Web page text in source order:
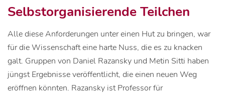
Selbstorganisierende Teilchen
Alle diese Anforderungen unter einen Hut zu bringen, war
für die Wissenschaft eine harte Nuss, die es zu knacken
galt. Gruppen von Daniel Razansky und Metin Sitti haben
jüngst Ergebnisse veröffentlicht, die einen neuen Weg
eröffnen könnten. Razansky ist Professor für